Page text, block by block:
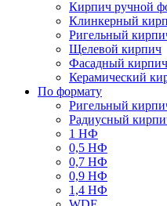
Кирпич ручной
Клинкерный
Ригельный
Щелевой кирпич
Фасадный кирпич
Керамический
По формату
Ригельный
Радиусный
1 НФ
0,5 НФ
0,7 НФ
0,9 НФ
1,4 НФ